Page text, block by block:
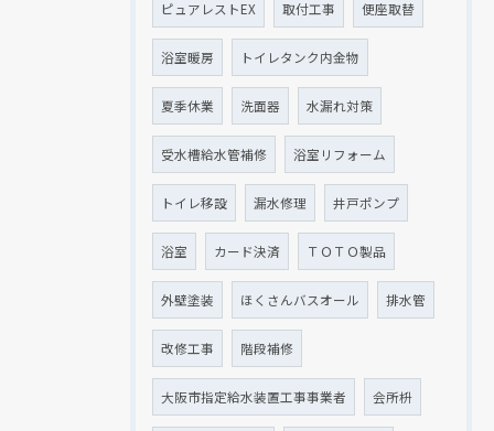
ピュアレストEX 取付工事 便座取替
浴室暖房 トイレタンク内金物
夏季休業 洗面器 水漏れ対策
受水槽給水管補修 浴室リフォーム
トイレ移設 漏水修理 井戸ポンプ
浴室 カード決済 ＴＯＴＯ製品
外壁塗装 ほくさんバスオール 排水管
改修工事 階段補修
大阪市指定給水装置工事事業者 会所枡